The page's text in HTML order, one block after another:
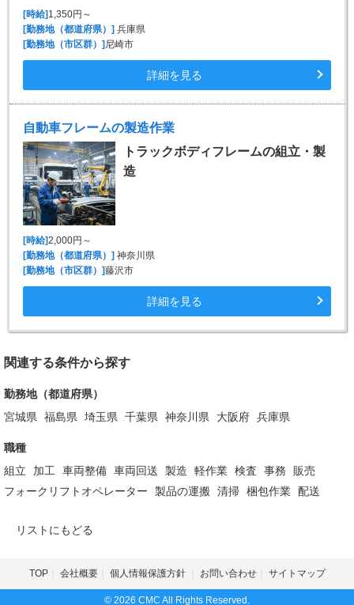
[時給] 1,350円～
[勤務地（都道府県）] 兵庫県
[勤務地（市区群）] 尼崎市
詳細を見る
自動車フレームの製造作業
トラックボディフレームの組立・製
造
[時給]2,000円～
[勤務地（都道府県）]神奈川県
[勤務地（市区群）]藤沢市
詳細を見る
関連する条件から探す
勤務地（都道府県）
宮城県 福島県 埼玉県 千葉県 神奈川県 大阪府 兵庫県
職種
組立
加工 車両整備 車両回送 製造 軽作業 検査 事務
販売
フォークリフトオペレーター
製品の運搬 清掃 梱包作業 配送
リストにもどる
TOP 会社概要 個人情報保護方針 お問い合わせ サイトマップ
© 2026 CMC All Rights Reserved.